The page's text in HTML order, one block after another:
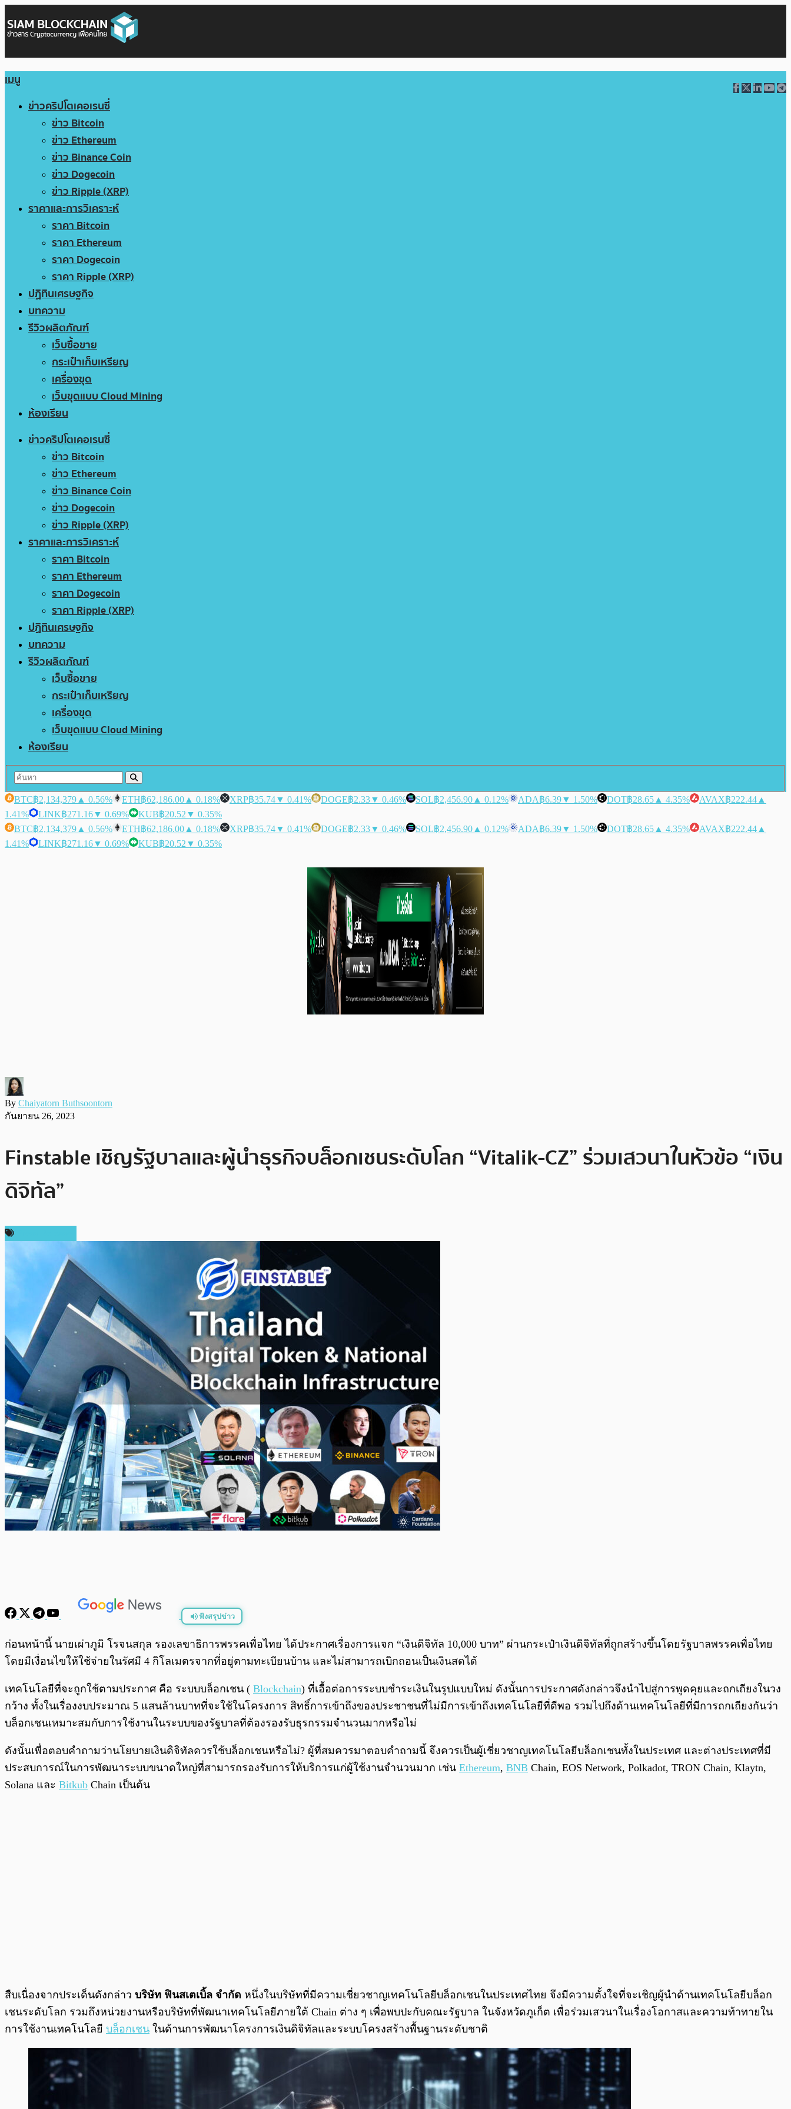
เมนู
ข่าวคริปโตเคอเรนซี่
ข่าว Bitcoin
ข่าว Ethereum
ข่าว Binance Coin
ข่าว Dogecoin
ข่าว Ripple (XRP)
ราคาและการวิเคราะห์
ราคา Bitcoin
ราคา Ethereum
ราคา Dogecoin
ราคา Ripple (XRP)
ปฏิทินเศรษฐกิจ
บทความ
รีวิวผลิตภัณฑ์
เว็บซื้อขาย
กระเป๋าเก็บเหรียญ
เครื่องขุด
เว็บขุดแบบ Cloud Mining
ห้องเรียน
ข่าวคริปโตเคอเรนซี่
ข่าว Bitcoin
ข่าว Ethereum
ข่าว Binance Coin
ข่าว Dogecoin
ข่าว Ripple (XRP)
ราคาและการวิเคราะห์
ราคา Bitcoin
ราคา Ethereum
ราคา Dogecoin
ราคา Ripple (XRP)
ปฏิทินเศรษฐกิจ
บทความ
รีวิวผลิตภัณฑ์
เว็บซื้อขาย
กระเป๋าเก็บเหรียญ
เครื่องขุด
เว็บขุดแบบ Cloud Mining
ห้องเรียน
BTC฿2,134,379 ▲ 0.56% ETH฿62,186.00 ▲ 0.18% XRP฿35.74▼ 0.41% DOGE฿2.33▼ 0.46% SOL฿2,456.90 ▲ 0.12% ADA฿6.39▼ 1.50% DOT฿28.65 ▲ 4.35% AVAX฿222.44 ▲
1.41%
LINK฿271.16▼ 0.69% KUB฿20.52 ▼ 0.35%
BTC฿2,134,379 ▲ 0.56% ETH฿62,186.00 ▲ 0.18% XRP฿35.74▼ 0.41% DOGE฿2.33▼ 0.46% SOL฿2,456.90 ▲ 0.12% ADA฿6.39▼ 1.50% DOT฿28.65 ▲ 4.35% AVAX฿222.44 ▲
1.41%
LINK฿271.16▼ 0.69% KUB฿20.52 ▼ 0.35%
By Chaiyatorn Buthsoontorn
กันยายน 26, 2023
Finstable เชิญรัฐบาลและผู้นำธุรกิจบล็อกเชนระดับโลก “Vitalik-CZ” ร่วมเสวนาในหัวข้อ “เงิน
ดิจิทัล”
ฟังสรุปข่าว
พร้อมเล่น 0:00
ก่อนหน้านี้ นายเผ่าภูมิ โรจนสกุล รองเลขาธิการพรรคเพื่อไทย ได้ประกาศเรื่องการแจก “เงินดิจิทัล 10,000 บาท” ผ่านกระเป๋าเงินดิจิทัลที่ถูกสร้างขึ้นโดยรัฐบาลพรรคเพื่อไทย
โดยมีเงื่อนไขให้ใช้จ่ายในรัศมี 4 กิโลเมตรจากที่อยู่ตามทะเบียนบ้าน และไม่สามารถเบิกถอนเป็นเงินสดได้
เทคโนโลยีที่จะถูกใช้ตามประกาศ คือ ระบบบล็อกเชน ( Blockchain) ที่เอื้อต่อการระบบชำระเงินในรูปแบบใหม่ ดังนั้นการประกาศดังกล่าวจึงนำไปสู่การพูดคุยและถกเถียงในวง
กว้าง ทั้งในเรื่องงบประมาณ 5 แสนล้านบาทที่จะใช้ในโครงการ สิทธิ์การเข้าถึงของประชาชนที่ไม่มีการเข้าถึงเทคโนโลยีที่ดีพอ รวมไปถึงด้านเทคโนโลยีที่มีการถกเถียงกันว่า
บล็อกเชนเหมาะสมกับการใช้งานในระบบของรัฐบาลที่ต้องรองรับธุรกรรมจำนวนมากหรือไม่
ดังนั้นเพื่อตอบคำถามว่านโยบายเงินดิจิทัลควรใช้บล็อกเชนหรือไม่? ผู้ที่สมควรมาตอบคำถามนี้ จึงควรเป็นผู้เชี่ยวชาญเทคโนโลยีบล็อกเชนทั้งในประเทศ และต่างประเทศที่มี
ประสบการณ์ในการพัฒนาระบบขนาดใหญ่ที่สามารถรองรับการให้บริการแก่ผู้ใช้งานจำนวนมาก เช่น Ethereum, BNB Chain, EOS Network, Polkadot, TRON Chain, Klaytn,
Solana และ Bitkub Chain เป็นต้น
สืบเนื่องจากประเด็นดังกล่าว บริษัท ฟินสเตเบิ้ล จำกัด หนึ่งในบริษัทที่มีความเชี่ยวชาญเทคโนโลยีบล็อกเชนในประเทศไทย จึงมีความตั้งใจที่จะเชิญผู้นำด้านเทคโนโลยีบล็อก
เชนระดับโลก รวมถึงหน่วยงานหรือบริษัทที่พัฒนาเทคโนโลยีภายใต้ Chain ต่าง ๆ เพื่อพบปะกับคณะรัฐบาล ในจังหวัดภูเก็ต เพื่อร่วมเสวนาในเรื่องโอกาสและความท้าทายใน
การใช้งานเทคโนโลยี บล็อกเชน ในด้านการพัฒนาโครงการเงินดิจิทัลและระบบโครงสร้างพื้นฐานระดับชาติ